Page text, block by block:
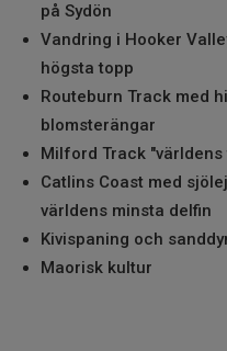
på Sydön
Vandring i Hooker
högsta topp
Routeburn Track med
blomsterängar
Milford Track
Catlins Coast med
världens minsta delfin
Kivispaning och
Maorisk kultur